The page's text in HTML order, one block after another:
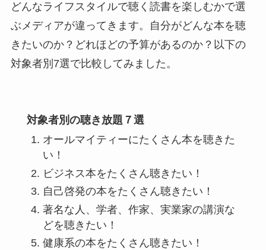
どんなライフスタイルで聴く読書を楽しむかで選
ぶメディアが違ってきます。自分がどんな本を聴
きたいのか？どれほどの予算があるのか？以下の
対象者別7選で比較してみました。
対象者別の聴き放題７選
オールマイティーにたくさん本を聴きた
い！
ビジネス本をたくさん聴きたい！
自己啓発の本をたくさん聴きたい！
著名な人、学者、作家、実業家の講演な
どを聴きたい！
健康系の本をたくさん聴きたい！